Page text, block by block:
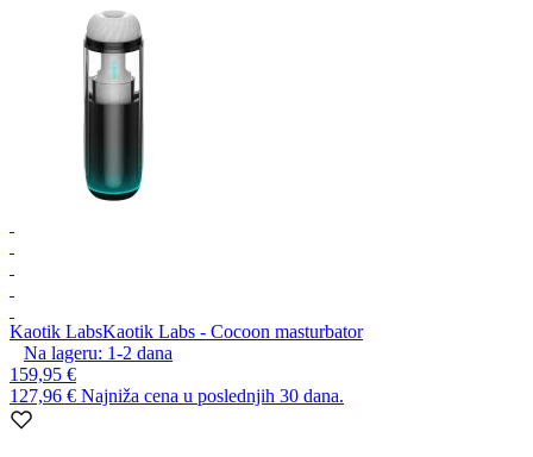
Kaotik LabsKaotik Labs - Cocoon masturbator
Na lageru: 1-2 dana
159,95 €
127,96 € Najniža cena u poslednjih 30 dana.